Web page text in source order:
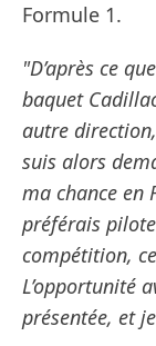
Formule 1.
"D’après ce
baquet
autre
suis alors
ma chance en
préférais
compétition,
L’opportunité
présentée, et